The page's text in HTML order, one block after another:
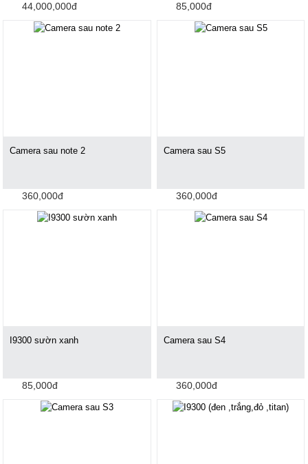
44,000,000đ 85,000đ
Camera sau note 2
360,000đ
Camera sau S5
360,000đ
I9300 sườn xanh
85,000đ
Camera sau S4
360,000đ